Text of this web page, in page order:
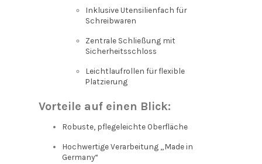
Inklusive Utensilienfach für
Schreibwaren
Zentrale Schließung mit
Sicherheitsschloss
Leichtlaufrollen für flexible
Platzierung
Vorteile auf einen Blick:
Robuste, pflegeleichte Oberfläche
Hochwertige Verarbeitung „Made in
Germany“